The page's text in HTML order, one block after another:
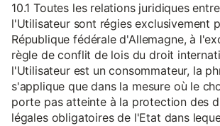
10.1 Toutes les relations juridiques
l'Utilisateur sont régies exclusivement
République fédérale d'Allemagne, à
règle de conflit de lois du droit
l'Utilisateur est un consommateur, la
s'applique que dans la mesure où le
porte pas atteinte à la protection des
légales obligatoires de l'Etat dans